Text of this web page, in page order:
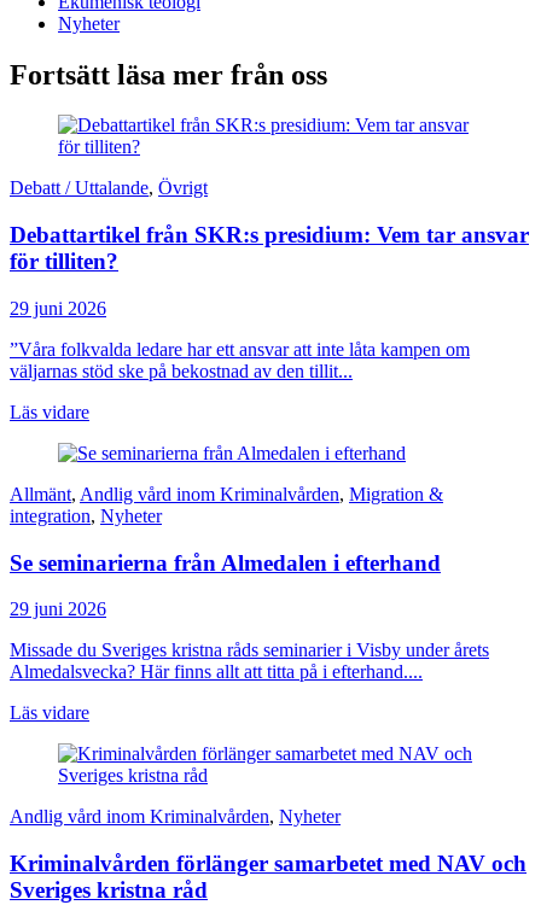
Nyheter
Fortsätt läsa mer från oss
Debatt / Uttalande, Övrigt
Debattartikel från SKR:s presidium: Vem tar ansvar
för tilliten?
29 juni 2026
”Våra folkvalda ledare har ett ansvar att inte låta kampen om
väljarnas stöd ske på bekostnad av den tillit...
Läs vidare
Allmänt, Andlig vård inom Kriminalvården, Migration &
integration, Nyheter
Se seminarierna från Almedalen i efterhand
29 juni 2026
Missade du Sveriges kristna råds seminarier i Visby under årets
Almedalsvecka? Här finns allt att titta på i efterhand....
Läs vidare
Andlig vård inom Kriminalvården, Nyheter
Kriminalvården förlänger samarbetet med NAV och
Sveriges kristna råd